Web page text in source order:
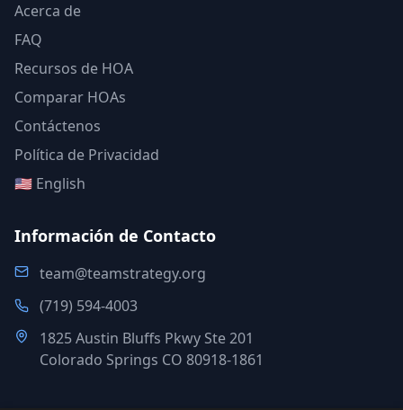
Acerca de
FAQ
Recursos de HOA
Comparar HOAs
Contáctenos
Política de Privacidad
🇺🇸 English
Información de Contacto
team@teamstrategy.org
(719) 594-4003
1825 Austin Bluffs Pkwy Ste 201
Colorado Springs CO 80918-1861